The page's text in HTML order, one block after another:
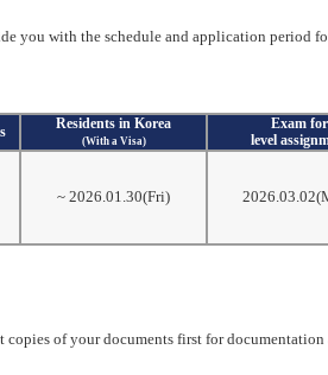
you with the schedule and application period
Residents in Korea
(With a Visa)
Exam for
level
~ 2026.01.30(Fri)
copies of your documents first for